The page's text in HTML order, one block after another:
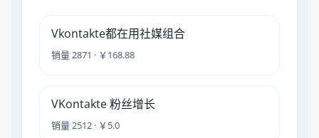
Vkontakte都在用社媒组合
销量 2871 · ￥168.88
VKontakte 粉丝增长
销量 2512 · ￥5.0